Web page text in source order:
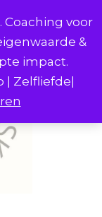
Coaching voor
&
impact.
| Zelfliefde|